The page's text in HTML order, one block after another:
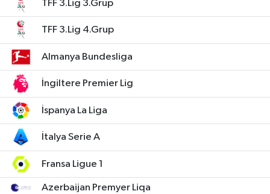
TFF 3.Lig 3.Grup
TFF 3.Lig 4.Grup
Almanya Bundesliga
İngiltere Premier Lig
İspanya La Liga
İtalya Serie A
Fransa Ligue 1
Azerbaijan Premyer Liqa